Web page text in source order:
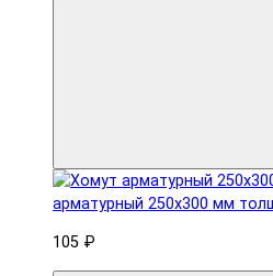
арматурный 250x300 мм
105 ₽